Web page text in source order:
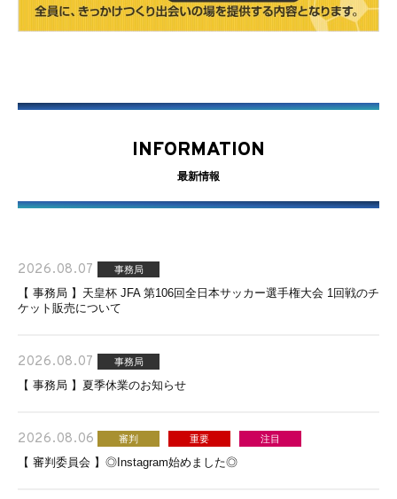
INFORMATION
最新情報
2026.08.07 事務局
【 事務局 】天皇杯 JFA 第106回全日本サッカー選手権大会 1回戦のチ
ケット販売について
2026.08.07 事務局
【 事務局 】夏季休業のお知らせ
2026.08.06 審判 重要 注目
【 審判委員会 】◎Instagram始めました◎